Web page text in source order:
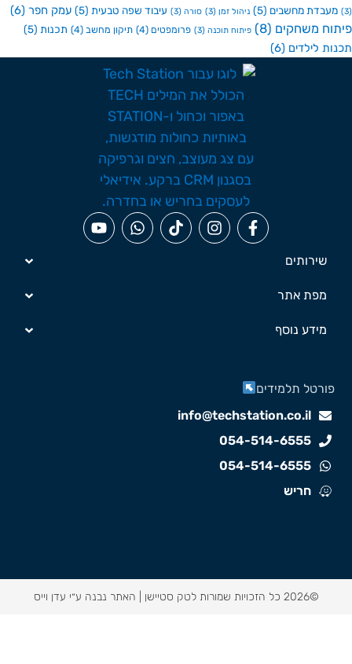
מחשבים(5) ניהול זמן(3) סורה (3) עיבוד שפה טבעית(5) עמק חפר (6)
משחקים(8) פיתוח תוכנה (3) פרומפטים(4) תיקון מחשב(4) תכנות(5)
לילדים(6)
שירותים
מפת אתר
מידע נוסף
info@techstation.co.il
054-514-6555
054-514-6555
חריש
תלמידים
האתר נבנה ע״י עדן וייס